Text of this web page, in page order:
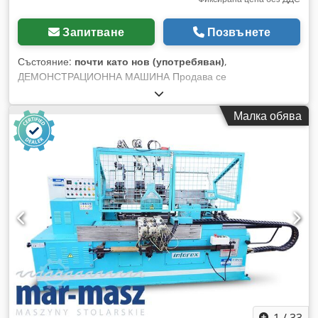
Запитване Позвънете
Състояние: почти като нов (употребяван),
ДЕМОНСТРАЦИОННА МАШИНА Продава се
демонстрационна машина – струг за дърво Stratos XL с
височина на центровете 280 мм. Стругът е използван за
кратък период от време за демонстрационни цели в
Hödnerhof. Поради това може да се определи като нов, с
пълна гаранция. Технически характеристики: - Височина на
центровете: 280 мм - Диаметър на обработка над леглото:
550 мм с опционално допълнително легло (външно
струговане) до 1000 мм! - Разстояние между центровете:
приблизително 780 мм (разширяемо!) - Връзка на
шпиндела: M33 x 3,5 с ASR (европейски) канал за защита от
изтичане* - Шпиндел и луфт: конус MK2 - Честотен
инвертор (3 степени на ремъка): Степен 1: 60 – 1200 об./
мин | Степен 2: 100 – 2200 об./мин | Степен 3: 150 – 3700
об./мин - Ход на пинолата: 150 мм (с скала) - Пинола на
луфта с трапецовидна резба и система за бърза смяна (за
бормашини ER25) - Мотор: 2,2 kW / 3 к.с. - Тегло:
Малка обява